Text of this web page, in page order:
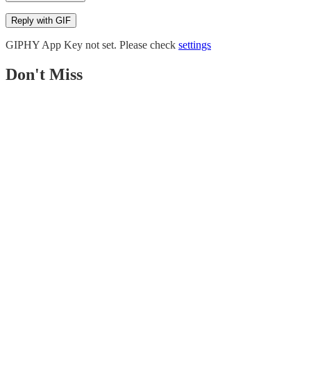
Reply with GIF
GIPHY App Key not set. Please check settings
Don't Miss